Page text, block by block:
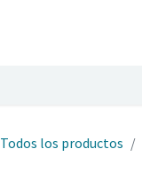
Todos los productos